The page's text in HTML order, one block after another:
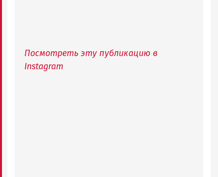
Посмотреть эту публикацию в
Instagram